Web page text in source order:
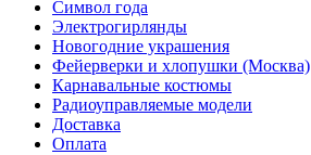
Символ года
Электрогирлянды
Новогодние украшения
Фейерверки и хлопушки (Москва)
Карнавальные костюмы
Радиоуправляемые модели
Доставка
Оплата